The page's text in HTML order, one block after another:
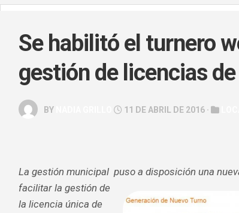
Se habilitó el turnero
gestión de licencias
BY 11 DE ABRIL DE 2016 ·
La gestión municipal puso a disposición una
facilitar la gestión de
la licencia única de